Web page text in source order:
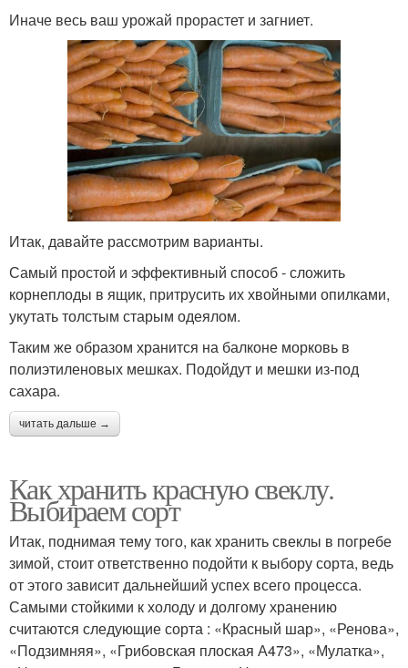
Иначе весь ваш урожай прорастет и загниет.
Итак, давайте рассмотрим варианты.
Самый простой и эффективный способ - сложить
корнеплоды в ящик, притрусить их хвойными опилками,
укутать толстым старым одеялом.
Таким же образом хранится на балконе морковь в
полиэтиленовых мешках. Подойдут и мешки из-под
сахара.
читать дальше →
Как хранить красную свеклу.
Выбираем сорт
Итак, поднимая тему того, как хранить свеклы в погребе
зимой, стоит ответственно подойти к выбору сорта, ведь
от этого зависит дальнейший успех всего процесса.
Самыми стойкими к холоду и долгому хранению
считаются следующие сорта : «Красный шар», «Ренова»,
«Подзимняя», «Грибовская плоская А473», «Мулатка»,